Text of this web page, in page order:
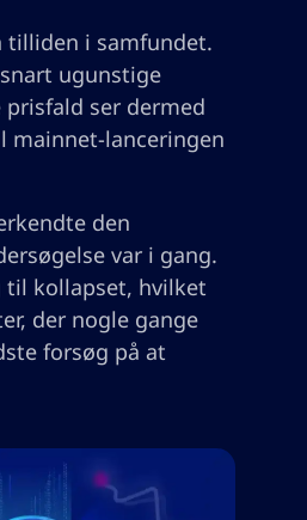
tilliden i samfundet.
ugunstige
ser dermed
lanceringen
den
var i gang.
til kollapset, hvilket
der nogle gange
forsøg på at